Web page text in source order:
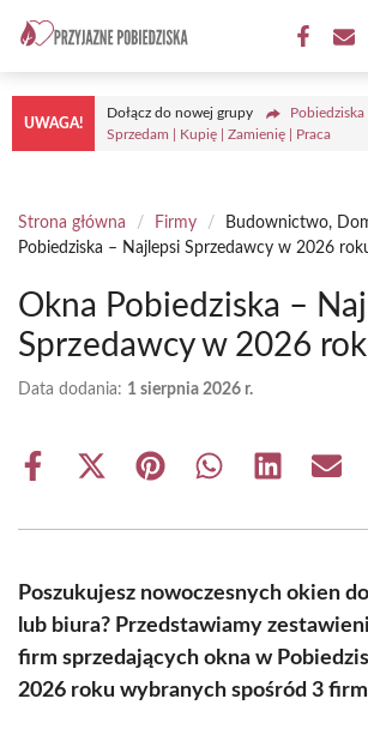
treści
UWAGA!
Dołącz do nowej grupy
Pobiedziska
Sprzedam | Kupię | Zamienię | Praca
Strona główna / Firmy / Budownictwo,
Pobiedziska – Najlepsi Sprzedawcy w 2026
Okna Pobiedziska –
Sprzedawcy w 2026
Data dodania: 1 sierpnia 2026 r.
Share
Share
(Twitter)
Share Share Share Share
Poszukujesz nowoczesnych okien
lub biura? Przedstawiamy
firm sprzedających okna w
2026 roku wybranych spośród 3